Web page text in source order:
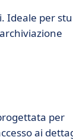
Ideale per
per
ai